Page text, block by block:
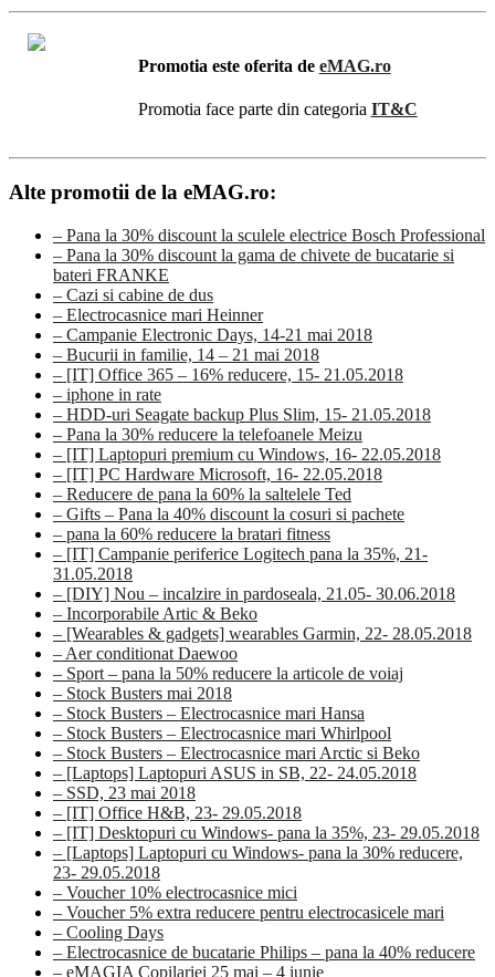
Promotia este oferita de eMAG.ro
Promotia face parte din categoria IT&C
Alte promotii de la eMAG.ro:
– Pana la 30% discount la sculele electrice Bosch Professional
– Pana la 30% discount la gama de chivete de bucatarie si
bateri FRANKE
– Cazi si cabine de dus
– Electrocasnice mari Heinner
– Campanie Electronic Days, 14-21 mai 2018
– Bucurii in familie, 14 – 21 mai 2018
– [IT] Office 365 – 16% reducere, 15- 21.05.2018
– iphone in rate
– HDD-uri Seagate backup Plus Slim, 15- 21.05.2018
– Pana la 30% reducere la telefoanele Meizu
– [IT] Laptopuri premium cu Windows, 16- 22.05.2018
– [IT] PC Hardware Microsoft, 16- 22.05.2018
– Reducere de pana la 60% la saltelele Ted
– Gifts – Pana la 40% discount la cosuri si pachete
– pana la 60% reducere la bratari fitness
– [IT] Campanie periferice Logitech pana la 35%, 21-
31.05.2018
– [DIY] Nou – incalzire in pardoseala, 21.05- 30.06.2018
– Incorporabile Artic & Beko
– [Wearables & gadgets] wearables Garmin, 22- 28.05.2018
– Aer conditionat Daewoo
– Sport – pana la 50% reducere la articole de voiaj
– Stock Busters mai 2018
– Stock Busters – Electrocasnice mari Hansa
– Stock Busters – Electrocasnice mari Whirlpool
– Stock Busters – Electrocasnice mari Arctic si Beko
– [Laptops] Laptopuri ASUS in SB, 22- 24.05.2018
– SSD, 23 mai 2018
– [IT] Office H&B, 23- 29.05.2018
– [IT] Desktopuri cu Windows- pana la 35%, 23- 29.05.2018
– [Laptops] Laptopuri cu Windows- pana la 30% reducere,
23- 29.05.2018
– Voucher 10% electrocasnice mici
– Voucher 5% extra reducere pentru electrocasicele mari
– Cooling Days
– Electrocasnice de bucatarie Philips – pana la 40% reducere
– eMAGIA Copilariei 25 mai – 4 iunie